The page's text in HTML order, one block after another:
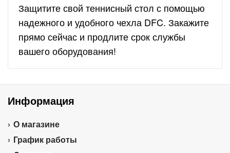
Защитите свой теннисный стол с помощью
надежного и удобного чехла DFC. Закажите
прямо сейчас и продлите срок службы
вашего оборудования!
Информация
О магазине
График работы